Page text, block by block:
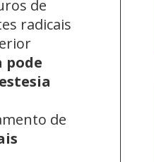
de
radicais
de